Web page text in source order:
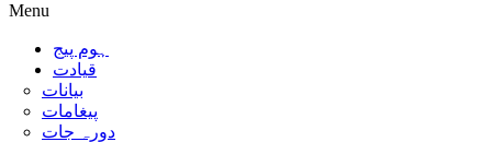
Menu
ہوم پیج
قیادت
بیانات
پیغامات
دورہ جات